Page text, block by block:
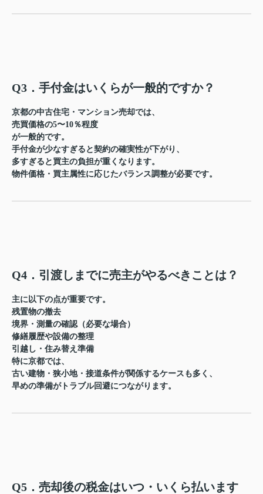
Q3．手付金はいくらが一般的ですか？
京都の中古住宅・マンション売却では、
売買価格の5〜10％程度
が一般的です。
手付金が少なすぎると契約の確実性が下がり、
多すぎると買主の負担が重くなります。
物件価格・買主属性に応じたバランス調整が必要です。
Q4．引渡しまでに売主がやるべきことは？
主に以下の点が重要です。
残置物の撤去
境界・測量の確認（必要な場合）
修繕履歴や設備の整理
引越し・住み替え準備
特に京都では、
古い建物・狭小地・接道条件が関係するケースも多く、
早めの準備がトラブル回避につながります。
Q5．売却後の税金はいつ・いくら払います